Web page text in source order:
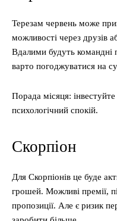
Терезам червень може
можливості через друзів
Вдалими будуть командні
варто погоджуватися на
Порада місяця:
психологічний спокій.
Скорпіон
Для Скорпіонів це буде
грошей. Можливі премії,
пропозиції. Але є ризик